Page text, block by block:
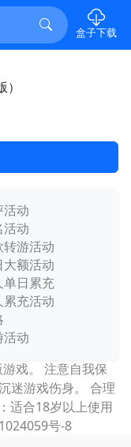
盒子下载
活动
活动
游活动
额活动
单日累充
充活动
活动
戏。 注意自我保
迷游戏伤身。 合理
适合18岁以上使用
号-8